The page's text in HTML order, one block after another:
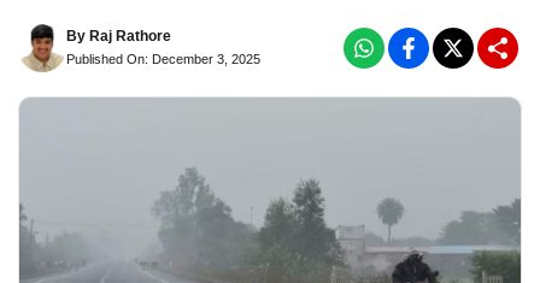
By Raj Rathore
Published On: December 3, 2025